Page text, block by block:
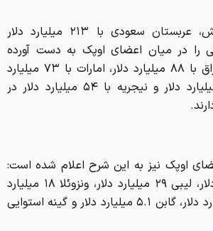
بر اساس این گزارش، عربستان سعودی با ۲۱۳ میلیارد دلار
را در میان اعضای اوپک به دست آورده
است. پس از آن عراق با ۸۸ میلیارد دلار، امارات با ۷۳ میلیارد
دلار، کویت با ۶۱ میلیارد دلار و نیجریه با ۵۴ میلیارد دلار در
اوپک نیز به این شرح اعلام شده است:
الجزایر ۲۲ میلیارد دلار، لیبی ۲۹ میلیارد دلار، ونزوئلا ۱۸ میلیارد
دلار، کنگو ۶.۳ میلیارد دلار، گابن ۵.۱ میلیارد دلار و گینه استوایی